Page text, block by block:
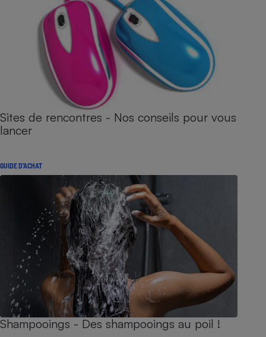
Sites de rencontres - Nos conseils pour vous
lancer
GUIDE D'ACHAT
Shampooings - Des shampooings au poil !